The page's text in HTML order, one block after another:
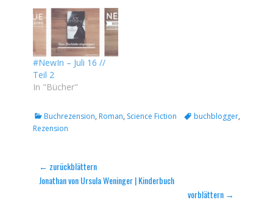
#NewIn – Juli 16 //
Teil 2
In "Bücher"
Kategorien
Buchrezension, Roman, Science Fiction Tagsbuchblogger,
Rezension
Beitragsnavigation
← zurückblättern
Vorheriger
Jonathan von Ursula Weninger | Kinderbuch
vorblättern →